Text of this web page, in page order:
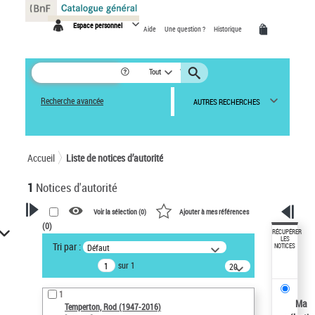
Espace personnel Aide Une question ? Historique
Tout
Recherche avancée AUTRES RECHERCHES
Accueil Liste de notices d’autorité
1 Notices d'autorité
VOTRE RECHERCHE
Recherche avancée dans les
notices d’autorité
Œuvres liées à l'auteur :
Temperton, Rod (1947-2016)
Voir la sélection (0) Ajouter à mes références
(0)
Tri par : Défaut
sur 1
20
résultats/page
1
Temperton, Rod (1947-2016)
RÉCUPÉRER
LES
NOTICES
Ma
Panneau de gestion des cookies